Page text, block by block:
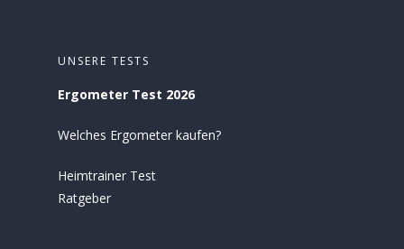
UNSERE TESTS
Ergometer Test 2026
Welches Ergometer kaufen?
Heimtrainer Test
Ratgeber